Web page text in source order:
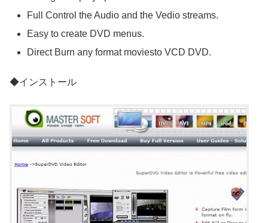
Full Control the Audio and the Vedio streams.
Easy to create DVD menus.
Direct Burn any format moviesto VCD DVD.
◆インストール